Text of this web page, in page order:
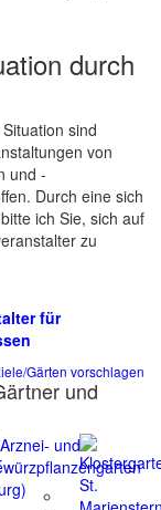
durch
sind
von
und -
Durch eine sich
ich Sie, sich auf
zu
für
Gärten vorschlagen
und